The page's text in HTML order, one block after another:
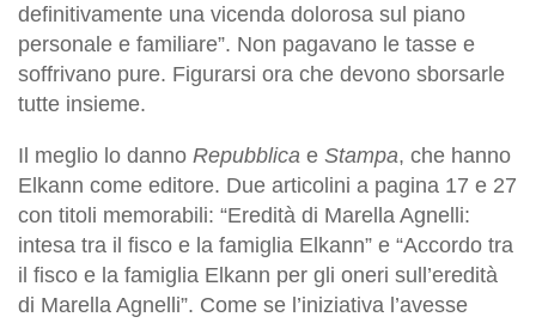
definitivamente una vicenda dolorosa sul piano
personale e familiare”. Non pagavano le tasse e
soffrivano pure. Figurarsi ora che devono sborsarle
tutte insieme.
Il meglio lo danno Repubblica e Stampa, che hanno
Elkann come editore. Due articolini a pagina 17 e 27
con titoli memorabili: “Eredità di Marella Agnelli:
intesa tra il fisco e la famiglia Elkann” e “Accordo tra
il fisco e la famiglia Elkann per gli oneri sull’eredità
di Marella Agnelli”. Come se l’iniziativa l’avesse